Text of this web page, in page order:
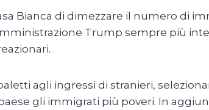
Bianca di dimezzare il numero di
Trump sempre più
agli ingressi di stranieri,
gli immigrati più poveri. In